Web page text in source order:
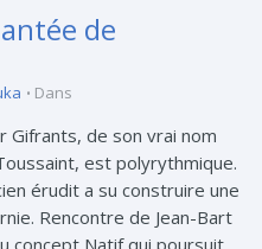
de
Dans
Gifrants, de son vrai nom
est polyrythmique.
érudit a su construire une
Rencontre de Jean-Bart